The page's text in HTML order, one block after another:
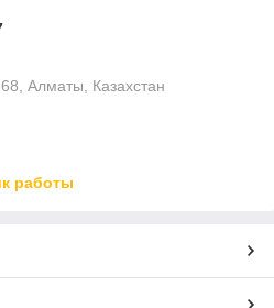
Алматы, Казахстан
работы